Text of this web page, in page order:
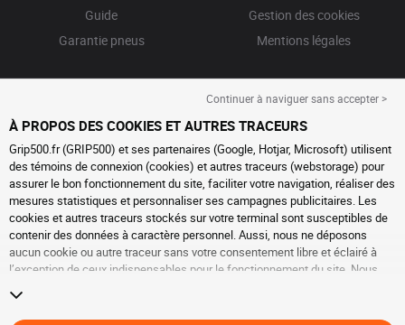
Guide
Garantie pneus
Gestion des cookies
Mentions légales
Continuer à naviguer sans accepter >
À PROPOS DES COOKIES ET AUTRES TRACEURS
Grip500.fr (GRIP500) et ses partenaires (Google, Hotjar, Microsoft) utilisent
des témoins de connexion (cookies) et autres traceurs (webstorage) pour
assurer le bon fonctionnement du site, faciliter votre navigation, réaliser des
mesures statistiques et personnaliser ses campagnes publicitaires. Les
cookies et autres traceurs stockés sur votre terminal sont susceptibles de
contenir des données à caractère personnel. Aussi, nous ne déposons
aucun cookie ou autre traceur sans votre consentement libre et éclairé à
l’exception de ceux indispensables pour le fonctionnement du site. Nous
consentement à tout moment en vous rendant sur la
traceurs. Vous pouvez choisir de continuer à naviguer sans accepter le